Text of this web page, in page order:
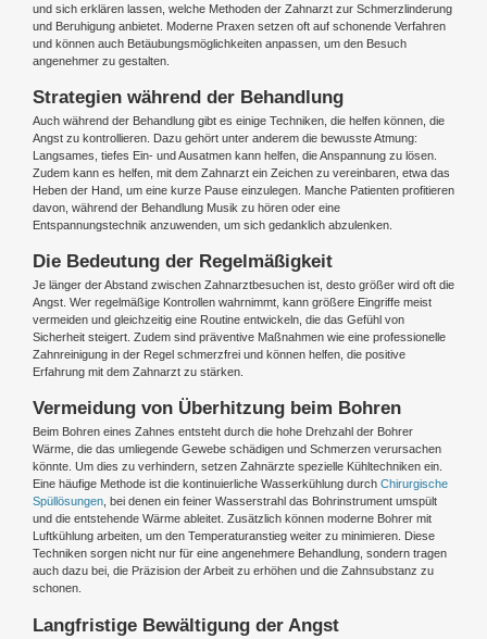
und sich erklären lassen, welche Methoden der Zahnarzt zur Schmerzlinderung
und Beruhigung anbietet. Moderne Praxen setzen oft auf schonende Verfahren
und können auch Betäubungsmöglichkeiten anpassen, um den Besuch
angenehmer zu gestalten.
Strategien während der Behandlung
Auch während der Behandlung gibt es einige Techniken, die helfen können, die
Angst zu kontrollieren. Dazu gehört unter anderem die bewusste Atmung:
Langsames, tiefes Ein- und Ausatmen kann helfen, die Anspannung zu lösen.
Zudem kann es helfen, mit dem Zahnarzt ein Zeichen zu vereinbaren, etwa das
Heben der Hand, um eine kurze Pause einzulegen. Manche Patienten profitieren
davon, während der Behandlung Musik zu hören oder eine
Entspannungstechnik anzuwenden, um sich gedanklich abzulenken.
Die Bedeutung der Regelmäßigkeit
Je länger der Abstand zwischen Zahnarztbesuchen ist, desto größer wird oft die
Angst. Wer regelmäßige Kontrollen wahrnimmt, kann größere Eingriffe meist
vermeiden und gleichzeitig eine Routine entwickeln, die das Gefühl von
Sicherheit steigert. Zudem sind präventive Maßnahmen wie eine professionelle
Zahnreinigung in der Regel schmerzfrei und können helfen, die positive
Erfahrung mit dem Zahnarzt zu stärken.
Vermeidung von Überhitzung beim Bohren
Beim Bohren eines Zahnes entsteht durch die hohe Drehzahl der Bohrer
Wärme, die das umliegende Gewebe schädigen und Schmerzen verursachen
könnte. Um dies zu verhindern, setzen Zahnärzte spezielle Kühltechniken ein.
Eine häufige Methode ist die kontinuierliche Wasserkühlung durch Chirurgische
Spüllösungen, bei denen ein feiner Wasserstrahl das Bohrinstrument umspült
und die entstehende Wärme ableitet. Zusätzlich können moderne Bohrer mit
Luftkühlung arbeiten, um den Temperaturanstieg weiter zu minimieren. Diese
Techniken sorgen nicht nur für eine angenehmere Behandlung, sondern tragen
auch dazu bei, die Präzision der Arbeit zu erhöhen und die Zahnsubstanz zu
schonen.
Langfristige Bewältigung der Angst